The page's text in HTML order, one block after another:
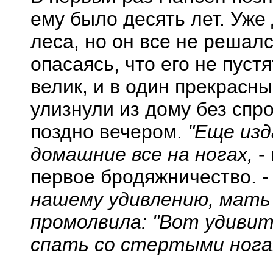
ему было десять лет.
леса, но он все не
опасаясь, что его не
велик, и в один
улизнули из дому без
поздно вечером. "Еще
домашние все на ногах, -
первое бродяжничество.
нашему удивлению,
промолвила: "Вот
спать со стертыми